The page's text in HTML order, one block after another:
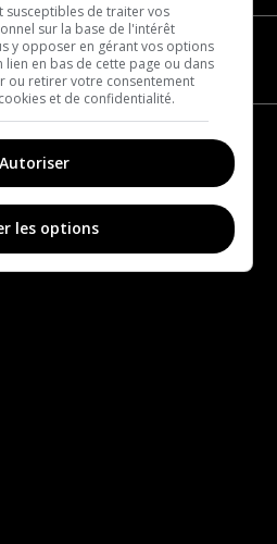
susceptibles de traiter vos
sur la base de l'intérêt
y opposer en gérant vos options
lien en bas de cette page ou dans
ou retirer votre consentement
et de confidentialité.
Autoriser
les options